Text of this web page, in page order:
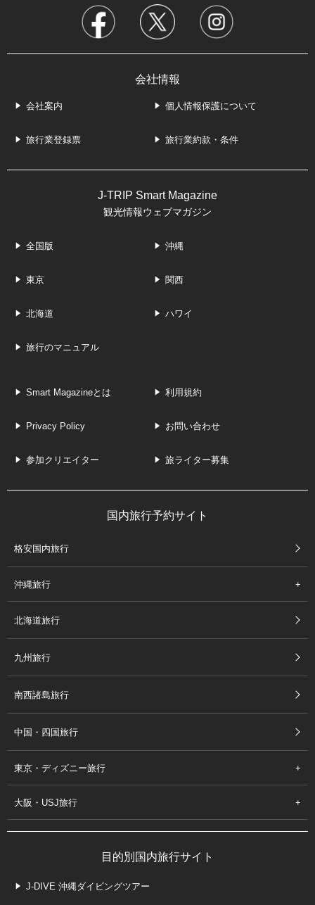
会社情報
会社案内 個人情報保護について
旅行業登録票 旅行業約款・条件
J-TRIP Smart Magazine
観光情報ウェブマガジン
全国版 沖縄
東京 関西
北海道 ハワイ
旅行のマニュアル
Smart Magazineとは 利用規約
Privacy Policy お問い合わせ
参加クリエイター 旅ライター募集
国内旅行予約サイト
格安国内旅行
沖縄旅行
北海道旅行
九州旅行
南西諸島旅行
中国・四国旅行
東京・ディズニー旅行
大阪・USJ旅行
目的別国内旅行サイト
J-DIVE 沖縄ダイビングツアー